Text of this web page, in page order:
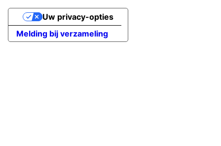
Melding bij verzameling
Uw privacy-opties